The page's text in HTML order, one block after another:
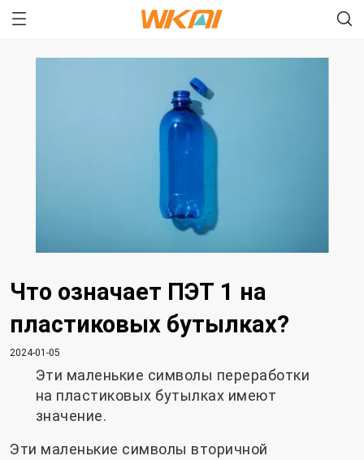
Что означает ПЭТ 1 на
пластиковых бутылках?
2024-01-05
Эти маленькие символы переработки
на пластиковых бутылках имеют
значение.
Эти маленькие символы вторичной